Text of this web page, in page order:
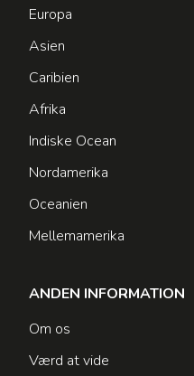
Europa
Asien
Caribien
Afrika
Indiske Ocean
Nordamerika
Oceanien
Mellemamerika
ANDEN INFORMATION
Om os
Værd at vide